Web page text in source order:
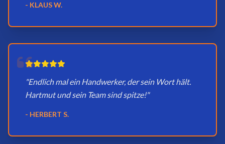
- KLAUS W.
"Endlich mal ein Handwerker, der sein Wort hält.
Hartmut und sein Team sind spitze!"
- HERBERT S.